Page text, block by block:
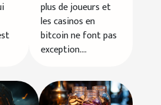
plus de joueurs et
les casinos en
bitcoin ne font pas
exception....